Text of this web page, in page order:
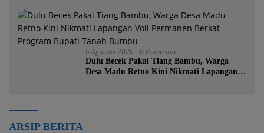
6 Agustus 2026 0 Komentar
Dulu Becek Pakai Tiang Bambu, Warga
Desa Madu Retno Kini Nikmati Lapangan
ARSIP BERITA